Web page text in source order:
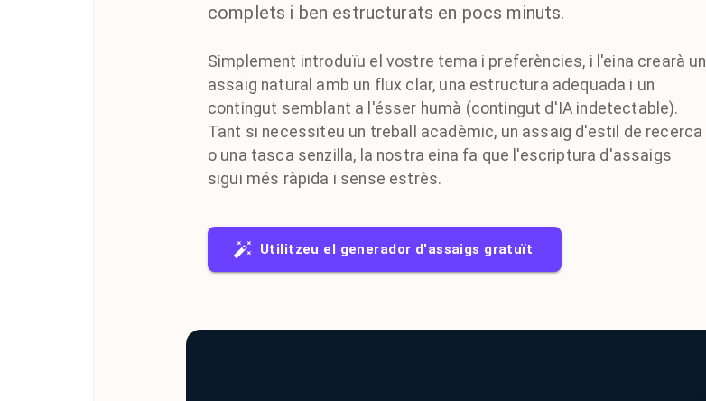
complets i ben estructurats en pocs minuts.
Simplement introduïu el vostre tema i preferències, i l'eina crearà un
assaig natural amb un flux clar, una estructura adequada i un
contingut semblant a l'ésser humà (contingut d'IA indetectable).
Tant si necessiteu un treball acadèmic, un assaig d'estil de recerca
o una tasca senzilla, la nostra eina fa que l'escriptura d'assaigs
sigui més ràpida i sense estrès.
Utilitzeu el generador d'assaigs gratuït